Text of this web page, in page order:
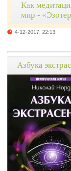
Как
мир -
4-12-2017, 22:13
Азбука